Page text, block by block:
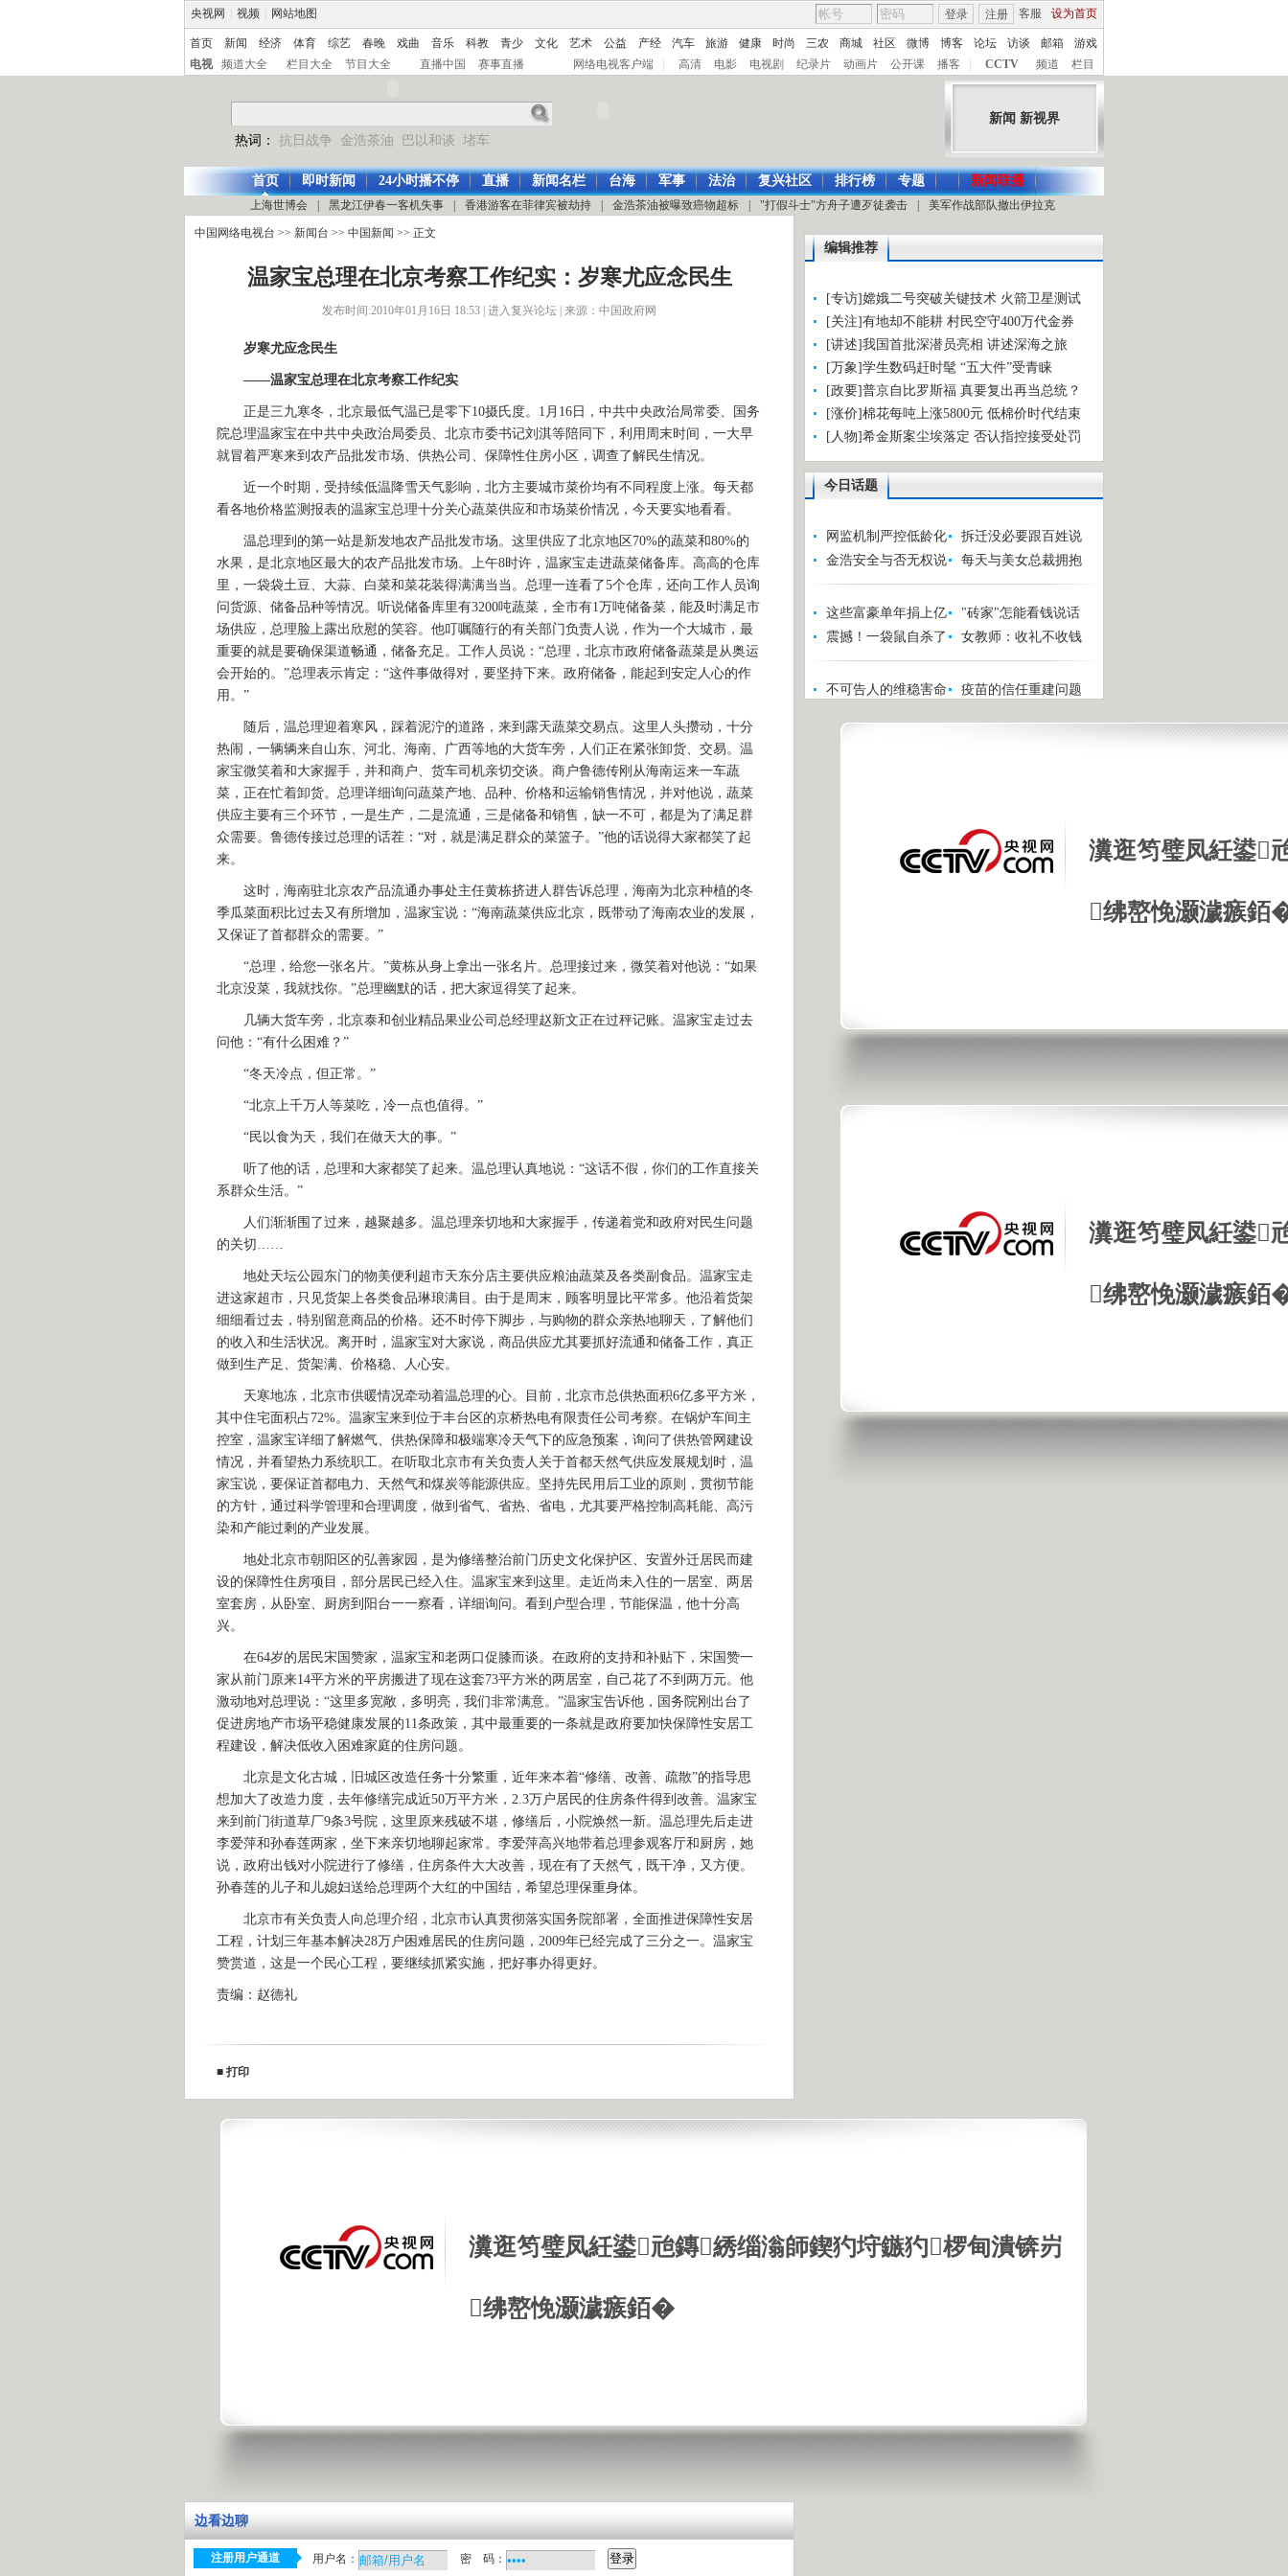
央视网 视频 网站地图 客服 设为首页
登录 注册
首页 新闻 经济 体育 综艺 春晚 戏曲 音乐 科教 青少 文化 艺术 公益 产经 汽车 旅游 健康 时尚 三农 商城 社区 微博 博客 论坛 访谈 邮箱
游戏
电视
频道大全 栏目大全 节目大全 直播中国 赛事直播 网络电视客户端 高清 电影 电视剧 纪录片 动画片 公开课 播客 CCTV 频道 栏目
热词： 抗日战争 金浩茶油 巴以和谈 堵车
新闻 新视界
首页
上海世博会 黑龙江伊春一客机失事 香港游客在菲律宾被劫持 金浩茶油被曝致癌物超标 "打假斗士"方舟子遭歹徒袭击 美军作战部队撤出伊拉克
即时新闻 24小时播不停 直播 新闻名栏 台海 军事 法治 复兴社区 排行榜 专题 新闻联播
中国网络电视台 >> 新闻台 >> 中国新闻 >> 正文
温家宝总理在北京考察工作纪实：岁寒尤应念民生
发布时间:2010年01月16日 18:53 | 进入复兴论坛 | 来源：中国政府网
岁寒尤应念民生
——温家宝总理在北京考察工作纪实
正是三九寒冬，北京最低气温已是零下10摄氏度。1月16日，中共中央政治局常委、国务
院总理温家宝在中共中央政治局委员、北京市委书记刘淇等陪同下，利用周末时间，一大早
就冒着严寒来到农产品批发市场、供热公司、保障性住房小区，调查了解民生情况。
近一个时期，受持续低温降雪天气影响，北方主要城市菜价均有不同程度上涨。每天都
看各地价格监测报表的温家宝总理十分关心蔬菜供应和市场菜价情况，今天要实地看看。
温总理到的第一站是新发地农产品批发市场。这里供应了北京地区70%的蔬菜和80%的
水果，是北京地区最大的农产品批发市场。上午8时许，温家宝走进蔬菜储备库。高高的仓库
里，一袋袋土豆、大蒜、白菜和菜花装得满满当当。总理一连看了5个仓库，还向工作人员询
问货源、储备品种等情况。听说储备库里有3200吨蔬菜，全市有1万吨储备菜，能及时满足市
场供应，总理脸上露出欣慰的笑容。他叮嘱随行的有关部门负责人说，作为一个大城市，最
重要的就是要确保渠道畅通，储备充足。工作人员说：“总理，北京市政府储备蔬菜是从奥运
会开始的。”总理表示肯定：“这件事做得对，要坚持下来。政府储备，能起到安定人心的作
用。”
随后，温总理迎着寒风，踩着泥泞的道路，来到露天蔬菜交易点。这里人头攒动，十分
热闹，一辆辆来自山东、河北、海南、广西等地的大货车旁，人们正在紧张卸货、交易。温
家宝微笑着和大家握手，并和商户、货车司机亲切交谈。商户鲁德传刚从海南运来一车蔬
菜，正在忙着卸货。总理详细询问蔬菜产地、品种、价格和运输销售情况，并对他说，蔬菜
供应主要有三个环节，一是生产，二是流通，三是储备和销售，缺一不可，都是为了满足群
众需要。鲁德传接过总理的话茬：“对，就是满足群众的菜篮子。”他的话说得大家都笑了起
来。
这时，海南驻北京农产品流通办事处主任黄栋挤进人群告诉总理，海南为北京种植的冬
季瓜菜面积比过去又有所增加，温家宝说：“海南蔬菜供应北京，既带动了海南农业的发展，
又保证了首都群众的需要。”
“总理，给您一张名片。”黄栋从身上拿出一张名片。总理接过来，微笑着对他说：“如果
北京没菜，我就找你。”总理幽默的话，把大家逗得笑了起来。
几辆大货车旁，北京泰和创业精品果业公司总经理赵新文正在过秤记账。温家宝走过去
问他：“有什么困难？”
“冬天冷点，但正常。”
“北京上千万人等菜吃，冷一点也值得。”
“民以食为天，我们在做天大的事。”
听了他的话，总理和大家都笑了起来。温总理认真地说：“这话不假，你们的工作直接关
系群众生活。”
人们渐渐围了过来，越聚越多。温总理亲切地和大家握手，传递着党和政府对民生问题
的关切……
地处天坛公园东门的物美便利超市天东分店主要供应粮油蔬菜及各类副食品。温家宝走
进这家超市，只见货架上各类食品琳琅满目。由于是周末，顾客明显比平常多。他沿着货架
细细看过去，特别留意商品的价格。还不时停下脚步，与购物的群众亲热地聊天，了解他们
的收入和生活状况。离开时，温家宝对大家说，商品供应尤其要抓好流通和储备工作，真正
做到生产足、货架满、价格稳、人心安。
天寒地冻，北京市供暖情况牵动着温总理的心。目前，北京市总供热面积6亿多平方米，
其中住宅面积占72%。温家宝来到位于丰台区的京桥热电有限责任公司考察。在锅炉车间主
控室，温家宝详细了解燃气、供热保障和极端寒冷天气下的应急预案，询问了供热管网建设
情况，并看望热力系统职工。在听取北京市有关负责人关于首都天然气供应发展规划时，温
家宝说，要保证首都电力、天然气和煤炭等能源供应。坚持先民用后工业的原则，贯彻节能
的方针，通过科学管理和合理调度，做到省气、省热、省电，尤其要严格控制高耗能、高污
染和产能过剩的产业发展。
地处北京市朝阳区的弘善家园，是为修缮整治前门历史文化保护区、安置外迁居民而建
设的保障性住房项目，部分居民已经入住。温家宝来到这里。走近尚未入住的一居室、两居
室套房，从卧室、厨房到阳台一一察看，详细询问。看到户型合理，节能保温，他十分高
兴。
在64岁的居民宋国赞家，温家宝和老两口促膝而谈。在政府的支持和补贴下，宋国赞一
家从前门原来14平方米的平房搬进了现在这套73平方米的两居室，自己花了不到两万元。他
激动地对总理说：“这里多宽敞，多明亮，我们非常满意。”温家宝告诉他，国务院刚出台了
促进房地产市场平稳健康发展的11条政策，其中最重要的一条就是政府要加快保障性安居工
程建设，解决低收入困难家庭的住房问题。
北京是文化古城，旧城区改造任务十分繁重，近年来本着“修缮、改善、疏散”的指导思
想加大了改造力度，去年修缮完成近50万平方米，2.3万户居民的住房条件得到改善。温家宝
来到前门街道草厂9条3号院，这里原来残破不堪，修缮后，小院焕然一新。温总理先后走进
李爱萍和孙春莲两家，坐下来亲切地聊起家常。李爱萍高兴地带着总理参观客厅和厨房，她
说，政府出钱对小院进行了修缮，住房条件大大改善，现在有了天然气，既干净，又方便。
孙春莲的儿子和儿媳妇送给总理两个大红的中国结，希望总理保重身体。
北京市有关负责人向总理介绍，北京市认真贯彻落实国务院部署，全面推进保障性安居
工程，计划三年基本解决28万户困难居民的住房问题，2009年已经完成了三分之一。温家宝
赞赏道，这是一个民心工程，要继续抓紧实施，把好事办得更好。
责编：赵德礼
■ 打印
瀵逛笉璧凤紝鍙兘鏄綉缁滃師鍥犳垨鏃犳椤甸潰锛岃
绋嶅悗灏濊瘯銆�
边看边聊
注册用户通道 用户名： 密 码：
编辑推荐
[专访]嫦娥二号突破关键技术 火箭卫星测试
[关注]有地却不能耕 村民空守400万代金券
[讲述]我国首批深潜员亮相 讲述深海之旅
[万象]学生数码赶时髦 “五大件”受青睐
[政要]普京自比罗斯福 真要复出再当总统？
[涨价]棉花每吨上涨5800元 低棉价时代结束
[人物]希金斯案尘埃落定 否认指控接受处罚
今日话题
网监机制严控低龄化
拆迁没必要跟百姓说
金浩安全与否无权说
每天与美女总裁拥抱
这些富豪单年捐上亿
"砖家"怎能看钱说话
震撼！一袋鼠自杀了
女教师：收礼不收钱
不可告人的维稳害命 疫苗的信任重建问题
瀵逛笉璧凤紝鍙
绋嶅悗灏濊瘯銆
瀵逛笉璧凤紝鍙
绋嶅悗灏濊瘯銆